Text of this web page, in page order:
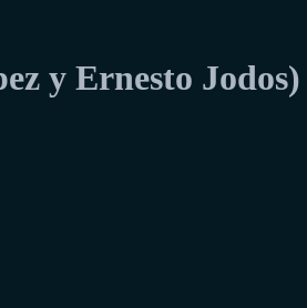
y Ernesto Jodos)